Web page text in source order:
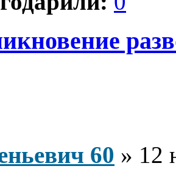
60 » 12